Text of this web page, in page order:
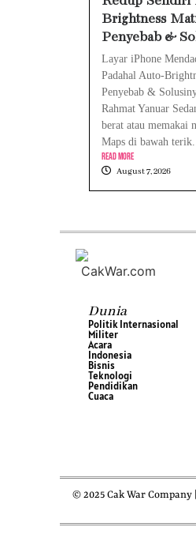
Brightness
Penyebab &
Layar iPhone
Padahal Auto-
Penyebab &
Rahmat Yanuar
berat atau memakai
Maps di bawah
Read More
August 7, 2026
Dunia
Politik Internasional
Militer
Acara
Indonesia
Bisnis
Teknologi
Pendidikan
Cuaca
© 2025 Cak War Company